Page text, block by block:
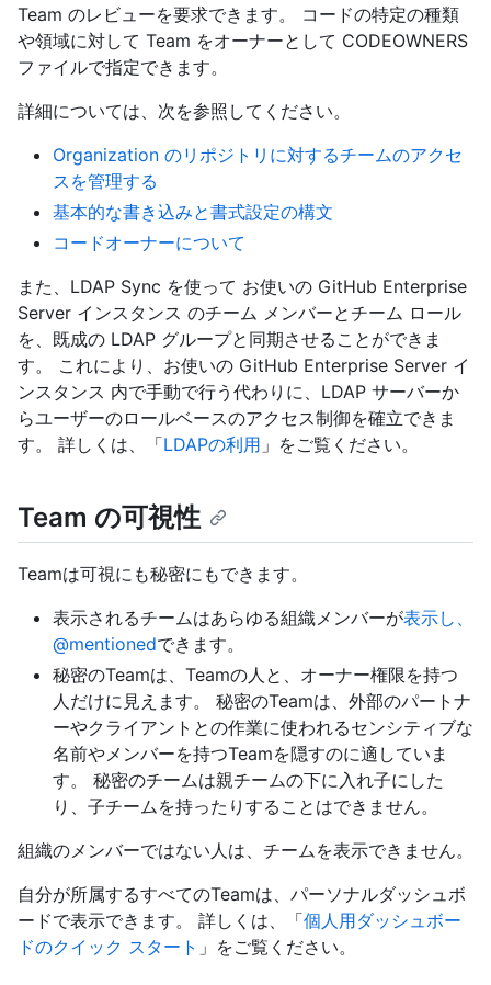
Team のレビューを要求できます。 コードの特定の種類
や領域に対して Team をオーナーとして CODEOWNERS
ファイルで指定できます。
詳細については、次を参照してください。
Organization のリポジトリに対するチームのアクセ
スを管理する
基本的な書き込みと書式設定の構文
コードオーナーについて
また、LDAP Sync を使って お使いの GitHub Enterprise
Server インスタンス のチーム メンバーとチーム ロール
を、既成の LDAP グループと同期させることができま
す。 これにより、お使いの GitHub Enterprise Server イ
ンスタンス 内で手動で行う代わりに、LDAP サーバーか
らユーザーのロールベースのアクセス制御を確立できま
す。 詳しくは、「LDAPの利用 」をご覧ください。
Team の可視性
Teamは可視にも秘密にもできます。
表示されるチームはあらゆる組織メンバーが表示し、
@mentionedできます。
秘密のTeamは、Teamの人と、オーナー権限を持つ
人だけに見えます。 秘密のTeamは、外部のパートナ
ーやクライアントとの作業に使われるセンシティブな
名前やメンバーを持つTeamを隠すのに適していま
す。 秘密のチームは親チームの下に入れ子にした
り、子チームを持ったりすることはできません。
組織のメンバーではない人は、チームを表示できません。
自分が所属するすべてのTeamは、パーソナルダッシュボ
ードで表示できます。 詳しくは、「個人用ダッシュボー
ドのクイック スタート 」をご覧ください。